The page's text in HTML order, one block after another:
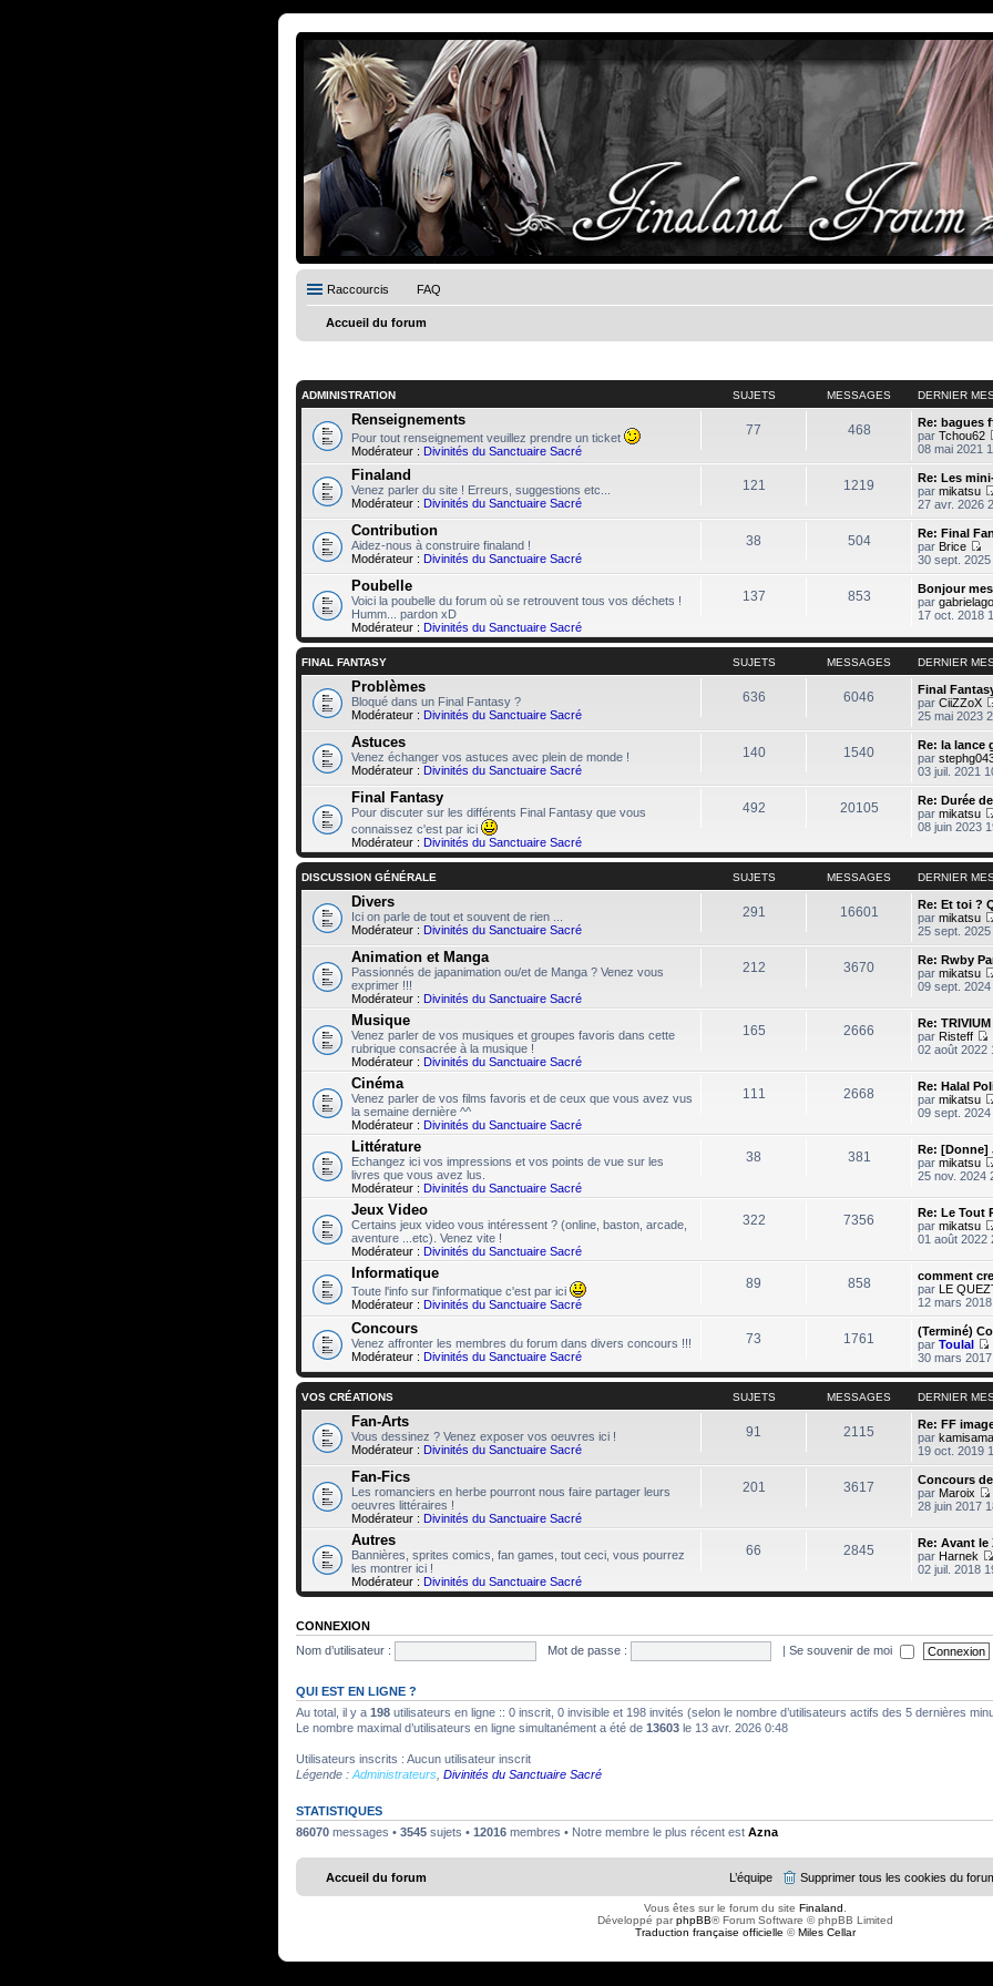
Raccourcis FAQ
Accueil du forum
ADMINISTRATION SUJETS MESSAGES DERNIER
Renseignements
Pour tout renseignement veuillez prendre un ticket
Modérateur : Divinités du Sanctuaire Sacré
77 468
Re: bagues
par Tchou62
08 mai 2021
Finaland
Venez parler du site ! Erreurs, suggestions etc...
Modérateur : Divinités du Sanctuaire Sacré
121 1219
Re: Les
par mikatsu
27 avr. 2026
Contribution
Aidez-nous à construire finaland !
Modérateur : Divinités du Sanctuaire Sacré
38 504
Re: Final
par Brice
C
n
s
u
l
t
e
r
l
e
e
r
n
i
e
r
m
e
s
a
g
e
30 sept. 2025
Poubelle
Voici la poubelle du forum où se retrouvent tous vos déchets !
Humm... pardon xD
Modérateur : Divinités du Sanctuaire Sacré
137 853
Bonjour
par gabrielago
17 oct. 2018
FINAL FANTASY SUJETS MESSAGES DERNIER
Problèmes
Bloqué dans un Final Fantasy ?
Modérateur : Divinités du Sanctuaire Sacré
636 6046
Final
par CiiZZoX
25 mai 2023
Astuces
Venez échanger vos astuces avec plein de monde !
Modérateur : Divinités du Sanctuaire Sacré
140 1540
Re: la lance
par
03 juil. 2021
Final Fantasy
Pour discuter sur les différents Final Fantasy que vous
connaissez c'est par ici
Modérateur : Divinités du Sanctuaire Sacré
492 20105
Re: Durée
par mikatsu
08 juin 2023
DISCUSSION GÉNÉRALE SUJETS MESSAGES DERNIER
Divers
Ici on parle de tout et souvent de rien ...
Modérateur : Divinités du Sanctuaire Sacré
291 16601
Re: Et toi ?
par mikatsu
25 sept. 2025
Animation et Manga
Passionnés de japanimation ou/et de Manga ? Venez vous
exprimer !!!
Modérateur : Divinités du Sanctuaire Sacré
212 3670
Re: Rwby
par mikatsu
09 sept. 2024
Musique
Venez parler de vos musiques et groupes favoris dans cette
rubrique consacrée à la musique !
Modérateur : Divinités du Sanctuaire Sacré
165 2666
Re: TRIVIUM
par Risteff
l
r
l
r
r
e
g
02 août 2022
Cinéma
Venez parler de vos films favoris et de ceux que vous avez vus
la semaine dernière ^^
Modérateur : Divinités du Sanctuaire Sacré
111 2668
Re: Halal
par mikatsu
09 sept. 2024
Littérature
Echangez ici vos impressions et vos points de vue sur les
livres que vous avez lus.
Modérateur : Divinités du Sanctuaire Sacré
38 381
Re:
par mikatsu
25 nov. 2024
Jeux Video
Certains jeux video vous intéressent ? (online, baston, arcade,
aventure ...etc). Venez vite !
Modérateur : Divinités du Sanctuaire Sacré
322 7356
Re: Le Tout
par mikatsu
01 août 2022
Informatique
Toute l'info sur l'informatique c'est par ici
Modérateur : Divinités du Sanctuaire Sacré
89 858
comment
par LE
12 mars
Concours
Venez affronter les membres du forum dans divers concours !!!
Modérateur : Divinités du Sanctuaire Sacré
73 1761
(Terminé)
par Toulal
l
t
l
e
r
i
30 mars
VOS CRÉATIONS SUJETS MESSAGES DERNIER
Fan-Arts
Vous dessinez ? Venez exposer vos oeuvres ici !
Modérateur : Divinités du Sanctuaire Sacré
91 2115
Re: FF
par
19 oct. 2019
Fan-Fics
Les romanciers en herbe pourront nous faire partager leurs
oeuvres littéraires !
Modérateur : Divinités du Sanctuaire Sacré
201 3617
Concours
par Maroix
u
l
i
28 juin 2017
Autres
Bannières, sprites comics, fan games, tout ceci, vous pourrez
les montrer ici !
Modérateur : Divinités du Sanctuaire Sacré
66 2845
Re: Avant le
par Harnek
02 juil. 2018
CONNEXION
Nom d’utilisateur :
Mot de passe : | Se souvenir de moi
QUI EST EN LIGNE ?
Au total, il y a 198 utilisateurs en ligne :: 0 inscrit, 0 invisible et 198 invités (selon le nombre d’utilisateurs actifs des 5 dernières
Le nombre maximal d’utilisateurs en ligne simultanément a été de 13603 le 13 avr. 2026 0:48
Utilisateurs inscrits : Aucun utilisateur inscrit
Légende : Administrateurs Divinités du Sanctuaire Sacré
STATISTIQUES
86070 messages • 3545 sujets • 12016 membres • Notre membre le plus récent est Azna
Accueil du forum Supprimer tous les cookies du
L’équipe
Vous êtes sur le forum du site Finaland
Développé parphpBB® Forum Software © phpBB Limited
Traduction française officielle ©Miles Cellar